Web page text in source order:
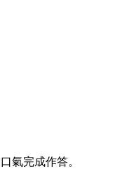
氣完成作答。